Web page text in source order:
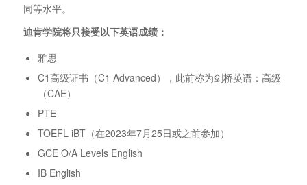
同等水平。
迪肯学院将只接受以下英语成绩：
雅思
C1高级证书（C1 Advanced），此前称为剑桥英语：高级
（CAE）
PTE
TOEFL iBT（在2023年7月25日或之前参加）
GCE O/A Levels English
IB English